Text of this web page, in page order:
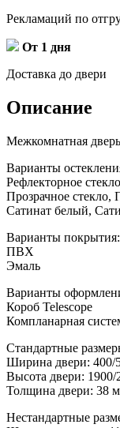
Рекламаций по
От 1 дня
Доставка до двери
Описание
Межкомнатная
Варианты
Рефлекторное
Прозрачное стекло,
Сатинат белый,
Варианты покрытия:
ПВХ
Эмаль
Варианты
Короб Telescope
Компланарная
Стандартные
Ширина двери: 400/
Высота двери:
Толщина двери: 38
Нестандартные